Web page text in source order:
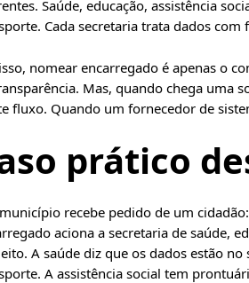
Saúde, educação, assistência
Cada secretaria trata dados
nomear encarregado é apenas o
Mas, quando chega uma
fluxo. Quando um fornecedor de
prático
recebe pedido de um
aciona a secretaria de saúde,
A saúde diz que os dados estão
A assistência social tem